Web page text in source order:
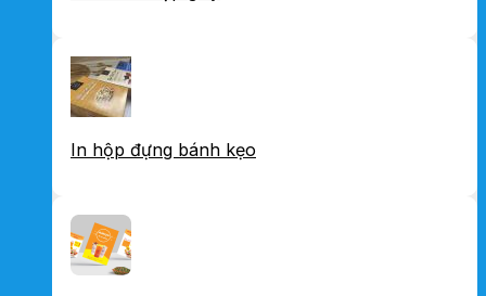
In hộp đựng bánh kẹo